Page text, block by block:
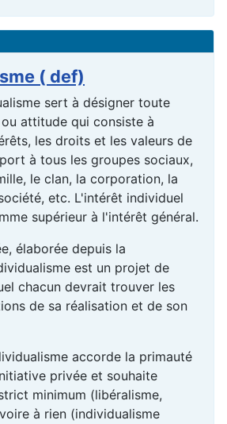
( def)
sert à désigner toute
attitude qui consiste à
les droits et les valeurs de
à tous les groupes sociaux,
le clan, la corporation, la
etc. L'intérêt individuel
supérieur à l'intérêt général.
élaborée depuis la
est un projet de
chacun devrait trouver les
de sa réalisation et de son
accorde la primauté
privée et souhaite
minimum (libéralisme,
à rien (individualisme